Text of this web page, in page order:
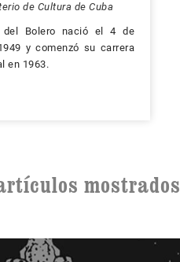
de Cultura de Cuba
del Bolero nació el 4 de
y comenzó su carrera
en 1963.
mostrados